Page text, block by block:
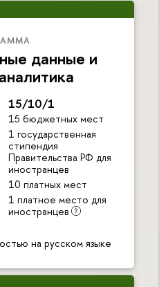
данные и
15/10/1
15 бюджетных мест
1 государственная
стипендия
Правительства РФ для
иностранцев
10 платных мест
1 платное место для
иностранцев
на русском языке